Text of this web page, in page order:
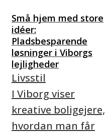
Små hjem med store
idéer:
Pladsbesparende
løsninger i Viborgs
lejligheder
Livsstil
I Viborg viser
kreative boligejere,
hvordan man får